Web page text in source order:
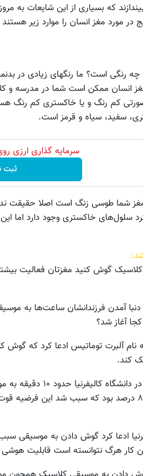
که بسیاری از این شایعات به
در مورد مغز انسان را موارد زیر
چه رنگی است؟ ما رنگهای زیادی در
انسان ممکن است شما در مدرسه و
کم رنگ و یا خاکستری کم رنگ
سفید، سیاه و قرمز است.
سرمایه گذاری ارزی
ثبت
شما طوسی زنگ است اصلا حقیقت
سلول‌های خاکستری وجود دارد اما
گوش کنید مغزتان فعالیت
دنبا آمدن فرزندانشان ساعت‌ها به
آغاز شد؟
به نام آلبرت توماتیس ادعا کرد که
کند.
سال‌ها بعد و در دهه ۱۹۹۰
هوش دادند آمار بالا رفتن جواب‌های آنها تا ۸ درصد بود که
ادعا کرد گوش دادن به
هرگ نتوانسته است قابلیت هوشی